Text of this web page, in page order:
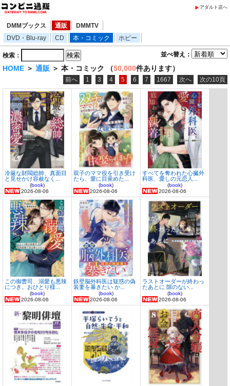
アダルト店へ
DMMブックス 通販
DMMTV
DVD・Blu-ray
CD 本・コミック ホビー
並べ替え：
検索：
HOME ＞ 通販 ＞ 本・コミック （50,000件あります）
前へ 1 3 4 5 6 7 1667 次へ 次の10頁
冷厳な財閥総帥、真面目
と見せかけ容赦なく...
(book)
2026-08-06
双子のママ役を引き受け
たら、愛に目覚めた...
(book)
2026-08-06
すべてを奪われた心臓外
科医、愛しの元恋人...
(book)
2026-08-06
この御曹司、溺愛も悪辣
につき。おひとり様...
(book)
2026-08-06
鉄壁脳外科医は疑惑の偽
装妻を暴きたい か...
(book)
2026-08-06
ラストオーダーが終わっ
たあとに 隙のない...
(book)
2026-08-06